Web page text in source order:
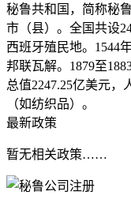
秘鲁共和国，简称秘
市（县）。全国共设
西班牙殖民地。1544
邦联瓦解。1879至
总值2247.25亿美元，
（如纺织品）。
最新政策
暂无相关政策……